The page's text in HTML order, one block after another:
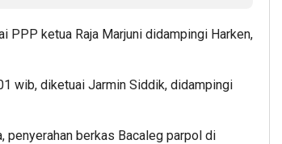
PPP ketua Raja Marjuni didampingi Harken,
wib, diketuai Jarmin Siddik, didampingi
penyerahan berkas Bacaleg parpol di